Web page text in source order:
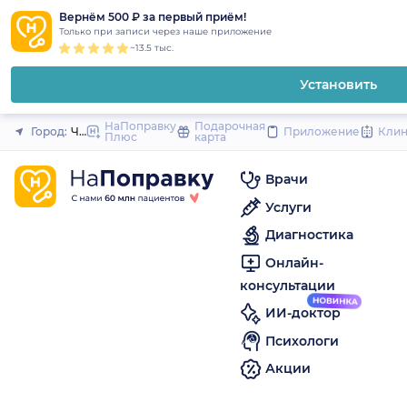
Вернём 500 ₽ за первый приём!
Только при записи через наше приложение
~13.5 тыс.
Установить
Закрыть
Город: ЧелябинскНаПоправку
Плюс
Подарочная
карта
Приложение
Врачи
Услуги
Диагностика
Онлайн-
консультации
ИИ-доктор
Психологи
Акции